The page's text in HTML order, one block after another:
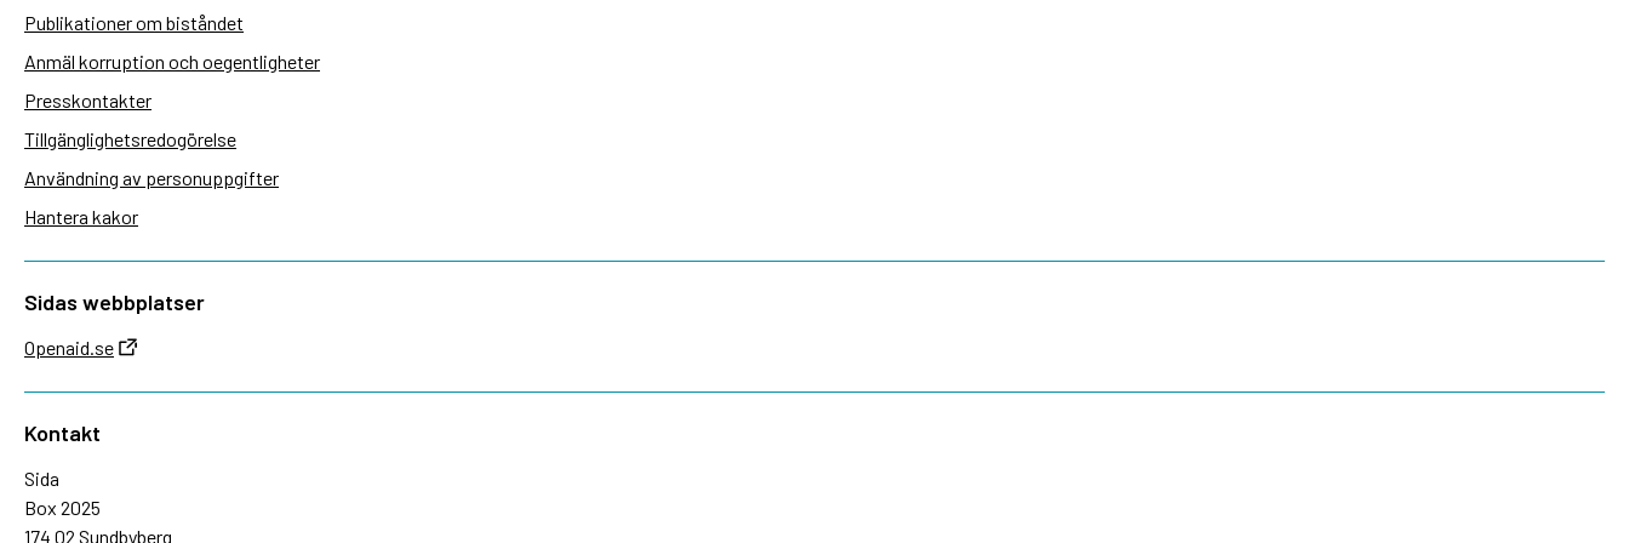
Publikationer om biståndet
Anmäl korruption och oegentligheter
Presskontakter
Tillgänglighetsredogörelse
Användning av personuppgifter
Hantera kakor
Sidas webbplatser
Openaid.se
Kontakt
Sida
Box 2025
174 02 Sundbyberg